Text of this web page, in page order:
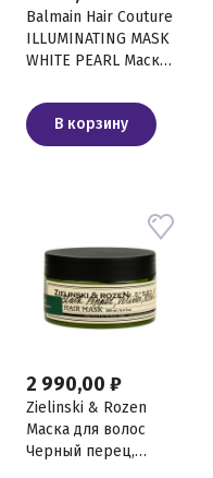
Balmain Hair Couture
ILLUMINATING MASK
WHITE PEARL Маска
нейтрализации, 200
мл
В корзину
2 990,00 ₽
Zielinski & Rozen
Маска для волос
Черный перец,